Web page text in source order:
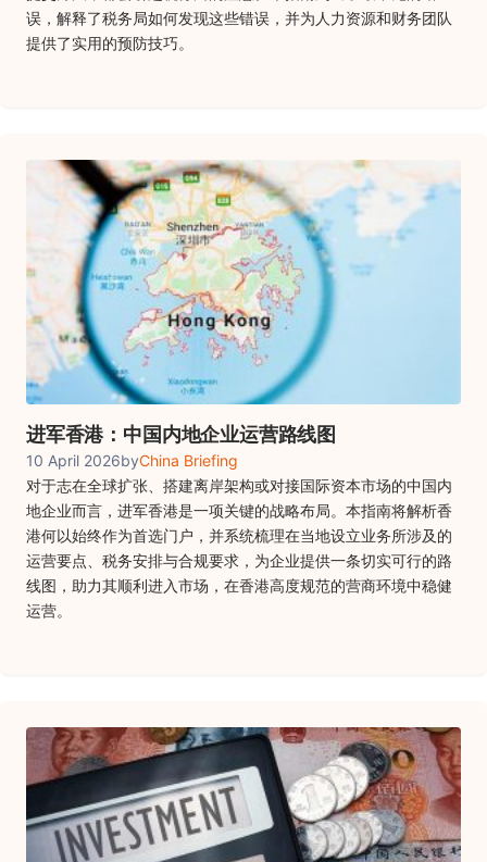
误，解释了税务局如何发现这些错误，并为人力资源和财务团队
提供了实用的预防技巧。
进军香港：中国内地企业运营路线图
10 April 2026byChina Briefing
对于志在全球扩张、搭建离岸架构或对接国际资本市场的中国内
地企业而言，进军香港是一项关键的战略布局。本指南将解析香
港何以始终作为首选门户，并系统梳理在当地设立业务所涉及的
运营要点、税务安排与合规要求，为企业提供一条切实可行的路
线图，助力其顺利进入市场，在香港高度规范的营商环境中稳健
运营。